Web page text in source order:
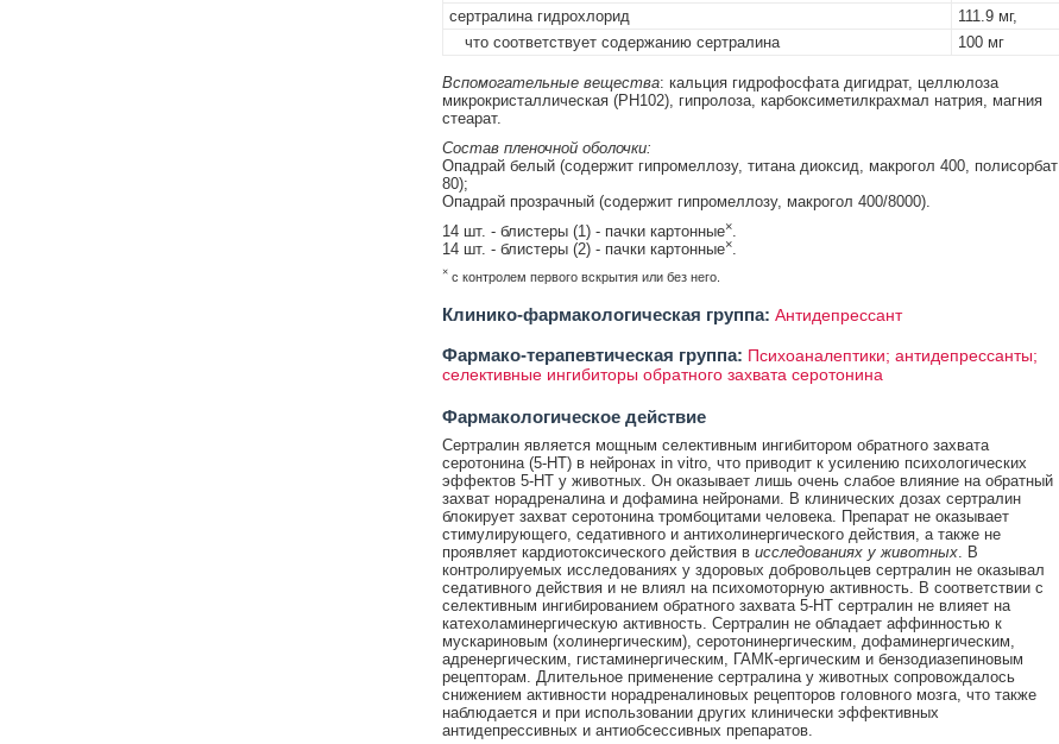
сертралина гидрохлорид
111.9 мг,
что соответствует содержанию сертралина
100 мг
Вспомогательные вещества: кальция гидрофосфата дигидрат, целлюлоза
микрокристаллическая (PH102), гипролоза, карбоксиметилкрахмал натрия, магния
стеарат.
Состав пленочной оболочки:
Опадрай белый (содержит гипромеллозу, титана диоксид, макрогол 400, полисорбат
80);
Опадрай прозрачный (содержит гипромеллозу, макрогол 400/8000).
14 шт. - блистеры (1) - пачки картонные×.
14 шт. - блистеры (2) - пачки картонные×.
×с контролем первого вскрытия или без него.
Клинико-фармакологическая группа: Антидепрессант
Фармако-терапевтическая группа: Психоаналептики; антидепрессанты;
селективные ингибиторы обратного захвата серотонина
Фармакологическое действие
Сертралин является мощным селективным ингибитором обратного захвата
серотонина (5-HT) в нейронах in vitro, что приводит к усилению психологических
эффектов 5-НТ у животных. Он оказывает лишь очень слабое влияние на обратный
захват норадреналина и дофамина нейронами. В клинических дозах сертралин
блокирует захват серотонина тромбоцитами человека. Препарат не оказывает
стимулирующего, седативного и антихолинергического действия, а также не
проявляет кардиотоксического действия в исследованиях у животных. В
контролируемых исследованиях у здоровых добровольцев сертралин не оказывал
седативного действия и не влиял на психомоторную активность. В соответствии с
селективным ингибированием обратного захвата 5-НТ сертралин не влияет на
катехоламинергическую активность. Сертралин не обладает аффинностью к
мускариновым (холинергическим), серотонинергическим, дофаминергическим,
адренергическим, гистаминергическим, ГАМК-ергическим и бензодиазепиновым
рецепторам. Длительное применение сертралина у животных сопровождалось
снижением активности норадреналиновых рецепторов головного мозга, что также
наблюдается и при использовании других клинически эффективных
антидепрессивных и антиобсессивных препаратов.